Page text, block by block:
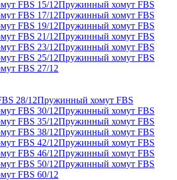
FBS 15/12Пружинный хомут FBS
FBS 17/12Пружинный хомут FBS
FBS 19/12Пружинный хомут FBS
FBS 21/12Пружинный хомут FBS
FBS 23/12Пружинный хомут FBS
FBS 25/12Пружинный хомут FBS
FBS 27/12
28/12Пружинный хомут FBS
FBS 30/12Пружинный хомут FBS
FBS 35/12Пружинный хомут FBS
FBS 38/12Пружинный хомут FBS
FBS 42/12Пружинный хомут FBS
FBS 46/12Пружинный хомут FBS
FBS 50/12Пружинный хомут FBS
FBS 60/12